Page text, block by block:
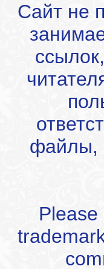
Сайт не
файлы,